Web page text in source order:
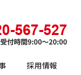
採用情報